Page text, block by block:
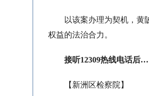
以该案办理为契机，黄
权益的法治合力。
接听12309热线电话后
【新洲区检察院】